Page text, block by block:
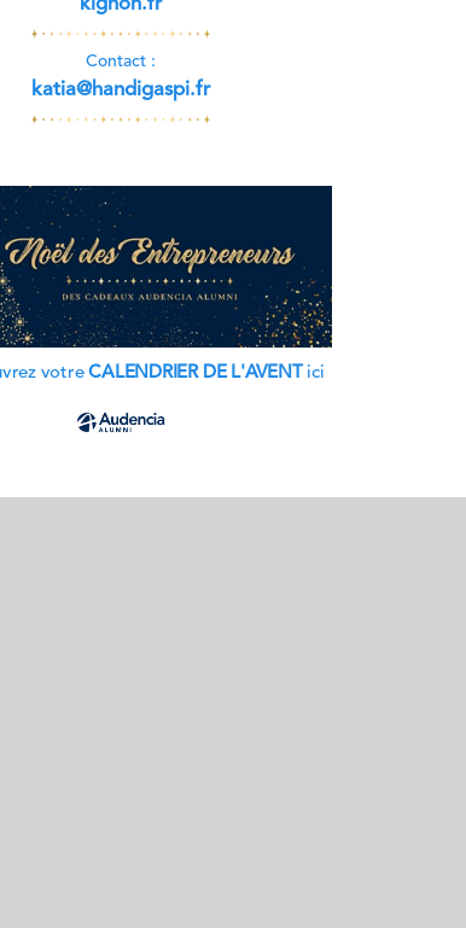
Contact :
katia@handigaspi.fr
votreCALENDRIER DE L'AVENT ici